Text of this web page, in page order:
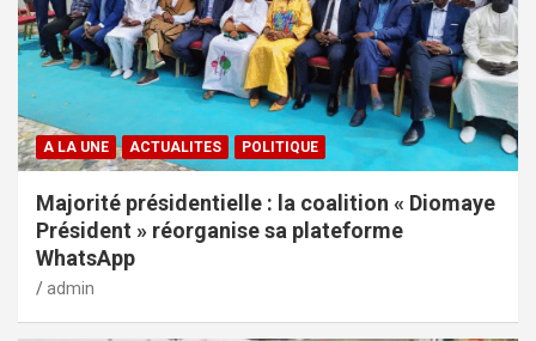
A LA UNE ACTUALITES POLITIQUE
Majorité présidentielle : la coalition « Diomaye
Président » réorganise sa plateforme
WhatsApp
admin